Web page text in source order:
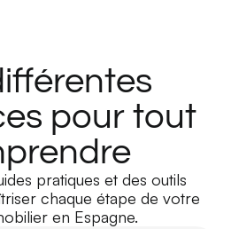
pour tout
pratiques et des outils
chaque étape de votre
en Espagne.